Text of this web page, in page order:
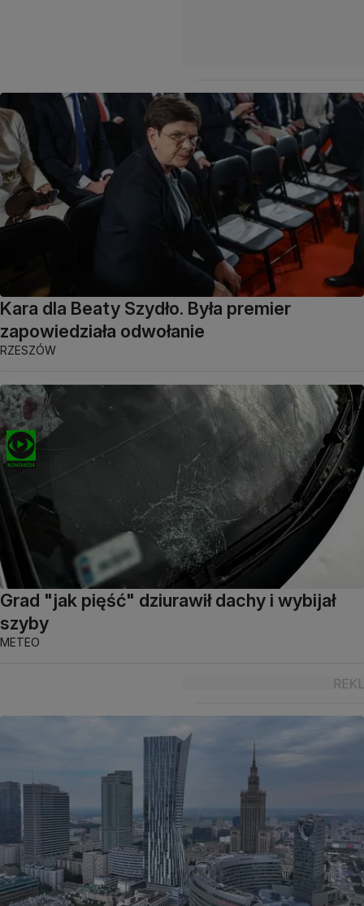
Kara dla Beaty Szydło. Była premier
zapowiedziała odwołanie
RZESZÓW
Grad "jak pięść" dziurawił dachy i wybijał
szyby
METEO